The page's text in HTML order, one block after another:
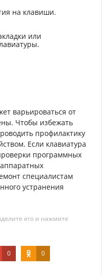
на клавиши.
или
варьироваться от
Чтобы избежать
профилактику
Если клавиатура
программных
специалистам
устранения
его и нажмите
0 0